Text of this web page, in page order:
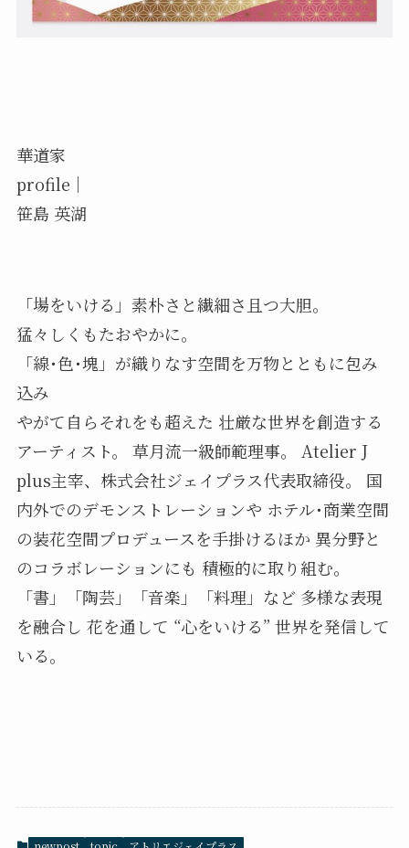
華道家
profile｜
笹島 英湖
「場をいける」素朴さと繊細さ且つ大胆。
猛々しくもたおやかに。
「線･色･塊」が織りなす空間を万物とともに包み
込み
やがて自らそれをも超えた 壮厳な世界を創造する
アーティスト。 草月流一級師範理事。 Atelier J
plus主宰、株式会社ジェイプラス代表取締役。 国
内外でのデモンストレーションや ホテル･商業空間
の装花空間プロデュースを手掛けるほか 異分野と
のコラボレーションにも 積極的に取り組む。
「書」「陶芸」「音楽」「料理」など 多様な表現
を融合し 花を通して “心をいける” 世界を発信して
いる。